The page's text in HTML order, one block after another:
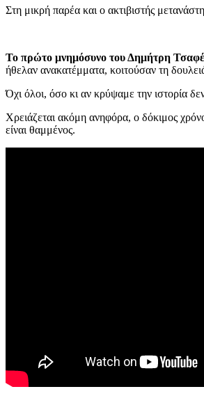
Στη μικρή παρέα και ο ακτιβιστής
Το πρώτο μνημόσυνο του Δημήτρη
ήθελαν ανακατέμματα, κοιτούσαν τη
Όχι όλοι, όσο κι αν κρύψαμε την ιστορία
Χρειάζεται ακόμη ανηφόρα, ο δόκιμος
είναι θαμμένος.